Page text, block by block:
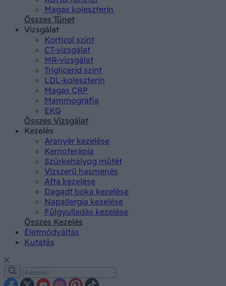
Magas koleszterin
Összes Tünet
Vizsgálat
Kortizol szint
CT-vizsgálat
MR-vizsgálat
Triglicerid szint
LDL-koleszterin
Magas CRP
Mammográfia
EKG
Összes Vizsgálat
Kezelés
Aranyér kezelése
Kemoterápia
Szürkehályog műtét
Vízszerű hasmenés
Afta kezelése
Dagadt boka kezelése
Napallergia kezelése
Fülgyulladás kezelése
Összes Kezelés
Életmódváltás
Kutatás